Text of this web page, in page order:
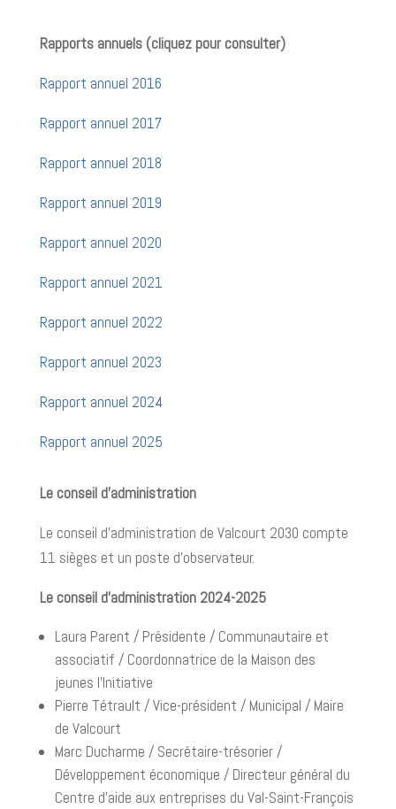
Rapports annuels (cliquez pour consulter)
Rapport annuel 2016
Rapport annuel 2017
Rapport annuel 2018
Rapport annuel 2019
Rapport annuel 2020
Rapport annuel 2021
Rapport annuel 2022
Rapport annuel 2023
Rapport annuel 2024
Rapport annuel 2025
Le conseil d’administration
Le conseil d’administration de Valcourt 2030 compte
11 sièges et un poste d’observateur.
Le conseil d’administration 2024-2025
Laura Parent / Présidente / Communautaire et
associatif / Coordonnatrice de la Maison des
jeunes l’Initiative
Pierre Tétrault / Vice-président / Municipal / Maire
de Valcourt
Marc Ducharme / Secrétaire-trésorier /
Développement économique / Directeur général du
Centre d’aide aux entreprises du Val-Saint-François